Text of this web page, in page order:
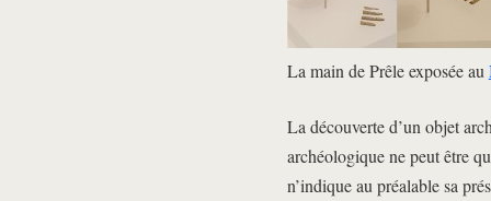
La main de Prêle exposée au
La découverte d’un objet
archéologique ne peut être
n’indique au préalable sa